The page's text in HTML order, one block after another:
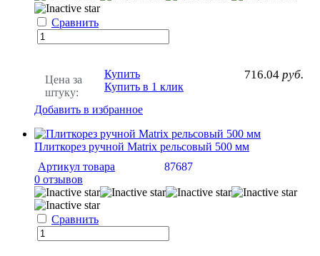
Сравнить
Цена за
штуку:
716.04 руб.
Купить
Купить в 1 клик
Добавить в избранное
Плиткорез ручной Matrix рельсовый 500 мм
Артикул товара
87687
0 отзывов
Сравнить